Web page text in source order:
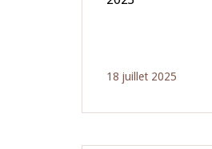
18 juillet 2025